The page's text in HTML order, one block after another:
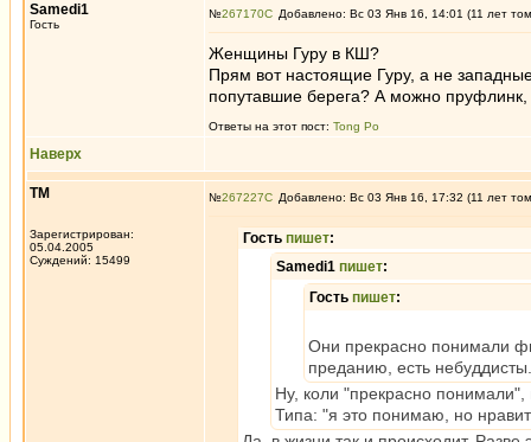
Samedi1
Гость
№267170 Добавлено: Вс 03 Янв 16, 14:01 (11 лет
Женщины Гуру в КШ?
Прям вот настоящие Гуру, а не
попутавшие берега? А можно пруфлинк,
Ответы на этот пост: Tong Po
Наверх
ТМ
Зарегистрирован:
05.04.2005
Суждений: 15499
№267227 Добавлено: Вс 03 Янв 16, 17:32 (11 лет
Гость пишет:
Samedi1 пишет:
Гость пишет:
Они прекрасно понимали
преданию, есть небуддисты.
Ну, коли "прекрасно понимали",
Типа: "я это понимаю, но